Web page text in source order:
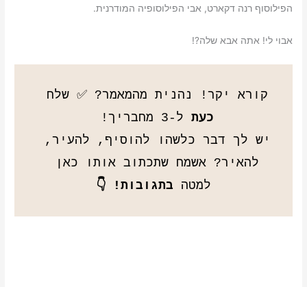
הפילוסוף רנה דקארט, אבי הפילוסופיה המודרנית.
אבוי לי! אתה אבא שלה?!
קורא יקר! נהנית מהמאמר? ✅ שלח
כעת
למטה בתגובות! 👇